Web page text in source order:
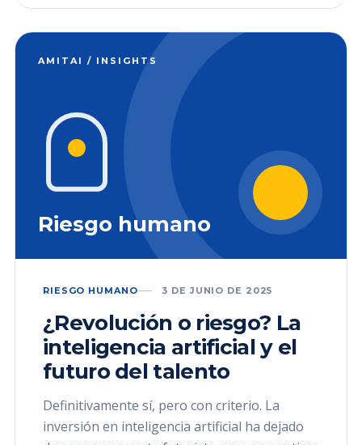
AMITAI / INSIGHTS
Riesgo humano
RIESGO HUMANO 3 DE JUNIO DE 2025
¿Revolución o riesgo? La
inteligencia artificial y el
futuro del talento
Definitivamente sí, pero con criterio. La
inversión en inteligencia artificial ha dejado